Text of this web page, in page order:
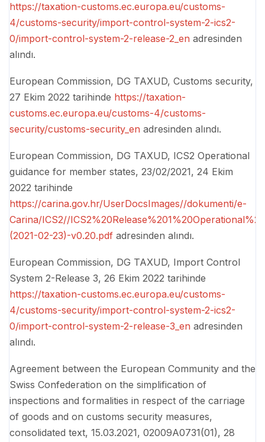
https://taxation-customs.ec.europa.eu/customs-
4/customs-security/import-control-system-2-ics2-
0/import-control-system-2-release-2_en adresinden
alındı.
European Commission, DG TAXUD, Customs security,
27 Ekim 2022 tarihinde https://taxation-
customs.ec.europa.eu/customs-4/customs-
security/customs-security_en adresinden alındı.
European Commission, DG TAXUD, ICS2 Operational
guidance for member states, 23/02/2021, 24 Ekim
2022 tarihinde
https://carina.gov.hr/UserDocsImages//dokumenti/e-
Carina/ICS2//
(2021-02-23)-v0.20.pdf adresinden alındı.
European Commission, DG TAXUD, Import Control
System 2-Release 3, 26 Ekim 2022 tarihinde
https://taxation-customs.ec.europa.eu/customs-
4/customs-security/import-control-system-2-ics2-
0/import-control-system-2-release-3_en adresinden
alındı.
Agreement between the European Community and the
Swiss Confederation on the simplification of
inspections and formalities in respect of the carriage
of goods and on customs security measures,
consolidated text, 15.03.2021, 02009A0731(01), 28